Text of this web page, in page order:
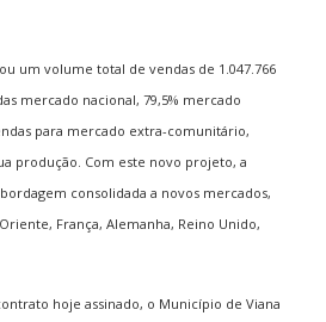
um volume total de vendas de 1.047.766
mercado nacional, 79,5% mercado
para mercado extra-comunitário,
produção. Com este novo projeto, a
consolidada a novos mercados,
França, Alemanha, Reino Unido,
hoje assinado, o Município de Viana